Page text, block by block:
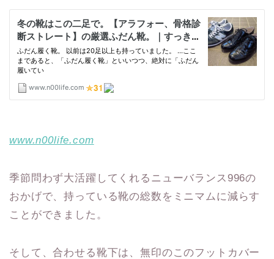
www.n00life.com
季節問わず大活躍してくれるニューバランス996の
おかげで、持っている靴の総数をミニマムに減らす
ことができました。
そして、合わせる靴下は、無印のこのフットカバー